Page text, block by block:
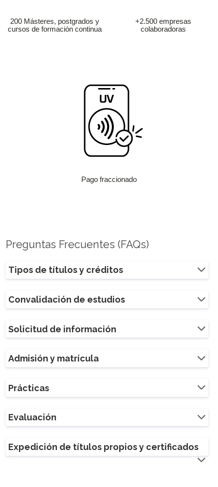
200 Másteres, postgrados y
cursos de formación continua
+2.500 empresas
colaboradoras
Pago fraccionado
Preguntas Frecuentes (FAQs)
Tipos de títulos y créditos
Convalidación de estudios
Solicitud de información
Admisión y matrícula
Prácticas
Evaluación
Expedición de títulos propios y certificados